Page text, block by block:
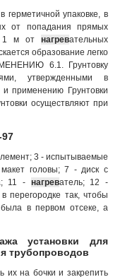
герметичной упаковке, в
от попадания прямых
1 м от нагревательных
образование легко
6.1. Грунтовку
утвержденными в
и применению Грунтовки
осуществляют при
3 - испытываемые
головы; 7 - диск с
11 - нагреватель; 12 -
перегородке так, чтобы
в первом отсеке, а
установки для
трубопроводов
их на бочки и закрепить